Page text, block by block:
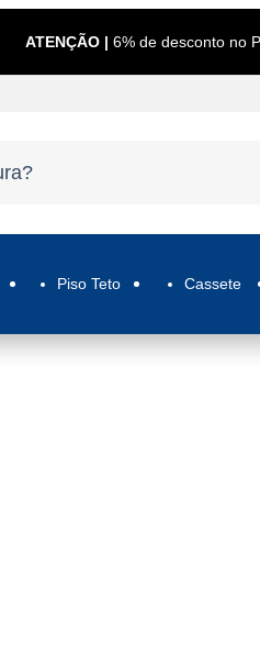
ATENÇÃO | 6% de desconto no
Piso Teto Cassete